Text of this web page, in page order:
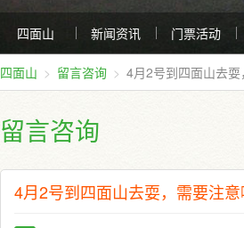
四面山 新闻资讯 门票活动
四面山 留言咨询 4月2号到四面山去耍
留言咨询
4月2号到四面山去耍，需要注意